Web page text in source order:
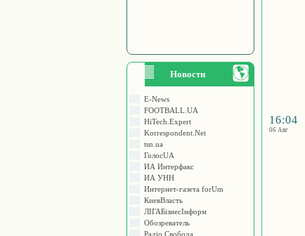
Новости
E-News
FOOTBALL.UA
HiTech.Expert
Korrespondent.Net
tsn.ua
ГолосUA
ИА Интерфакс
ИА УНН
Интернет-газета forUm
КиевВласть
ЛIГАБiзнесIнформ
Обозреватель
Радіо Свобода
16:04
06 Авг